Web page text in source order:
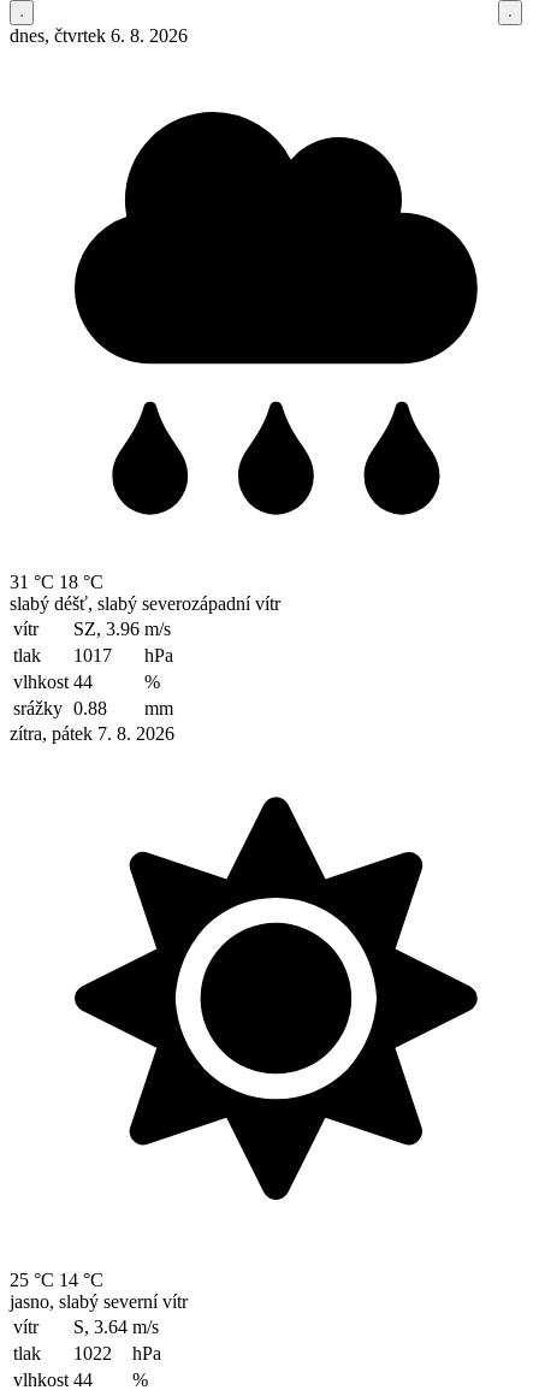
dnes, čtvrtek 6. 8. 2026
31 °C 18 °C
slabý déšť, slabý severozápadní vítr
vítr
SZ, 3.96 m/s
tlak
1017
hPa
vlhkost 44
%
srážky 0.88
mm
zítra, pátek 7. 8. 2026
25 °C 14 °C
jasno, slabý severní vítr
vítr
S, 3.64 m/s
tlak
1022
hPa
vlhkost 44
%